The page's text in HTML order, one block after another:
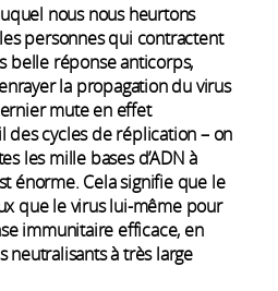
nous nous heurtons
personnes qui contractent
belle réponse anticorps,
la propagation du virus
mute en effet
des cycles de réplication – on
les mille bases d’ADN à
énorme. Cela signifie que le
que le virus lui-même pour
immunitaire efficace, en
neutralisants à très large